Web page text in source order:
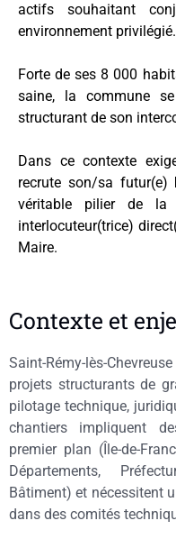
actifs souhaitant
environnement privilégié.
Forte de ses 8 000
saine, la commune
structurant de son
Dans ce contexte
recrute son/sa futur(e)
véritable pilier de la
interlocuteur(trice)
Maire.
Contexte et
Saint-Rémy-lès-
projets structurants de
pilotage technique,
chantiers impliquent
premier plan (Île-de-
Départements,
Bâtiment) et nécessitent
dans des comités